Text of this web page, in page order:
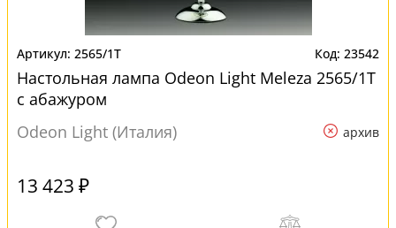
2565/1T 23542
Настольная лампа Odeon Light Meleza 2565/1T
с абажуром
Odeon Light (Италия)
архив
13 423 ₽